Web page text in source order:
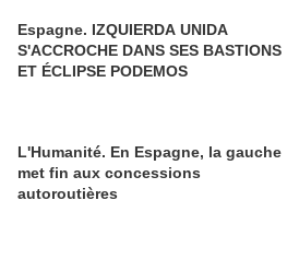
Espagne. IZQUIERDA UNIDA
S'ACCROCHE DANS SES BASTIONS
ET ÉCLIPSE PODEMOS
L'Humanité. En Espagne, la gauche
met fin aux concessions
autoroutières